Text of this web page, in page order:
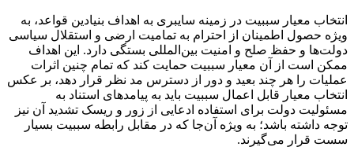
انتخاب معیار سببیت در زمینه سایبری به اهداف بنیادین قواعد، به
ویژه حصول اطمینان از احترام به تمامیت ارضی و استقلال سیاسی
دولت‌ها و حفظ صلح و امنیت بین‌المللی بستگی دارد. این اهداف
ممکن است از آن معیار سببیت حمایت کند که تمام چنین اثرات
عملیات را هر چند بعید و دور از دسترس مد نظر قرار دهد، بر عکس
انتخاب معیار قابل اعمال سببیت باید به پیامدهای استناد به
مسئولیت دولت برای استفاده ادعایی از زور و ریسک تشدید آن نیز
توجه داشته باشد؛ به ویژه آن‌جا که در مقابل رابطه سببیت بسیار
سست قرار می‌گیرند.